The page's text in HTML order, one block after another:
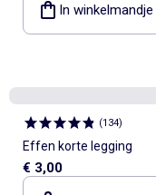
In winkelmandje
(134)
Effen korte legging
€ 3,00